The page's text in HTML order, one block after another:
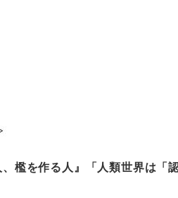
檻を作る人』「人類世界は「